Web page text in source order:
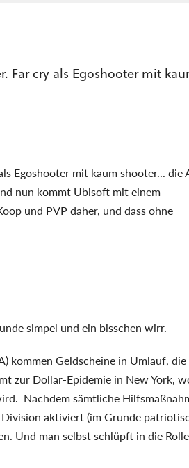
cry als Egoshooter mit
Egoshooter mit kaum shooter... die
nun kommt Ubisoft mit einem
und PVP daher, und dass ohne
simpel und ein bisschen wirr.
kommen Geldscheine in Umlauf,
zur Dollar-Epidemie in New York,
Nachdem sämtliche
aktiviert (im Grunde
Und man selbst schlüpft in die Rolle